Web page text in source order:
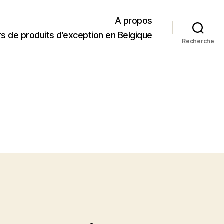
A propos
de produits d’exception en Belgique
Recherche